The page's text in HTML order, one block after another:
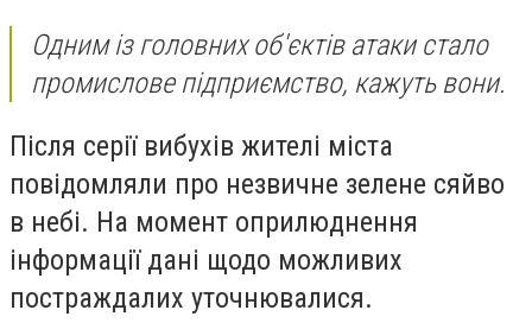
Одним із головних об'єктів атаки стало
промислове підприємство, кажуть вони.
Після серії вибухів жителі міста
повідомляли про незвичне зелене сяйво
в небі. На момент оприлюднення
інформації дані щодо можливих
постраждалих уточнювалися.